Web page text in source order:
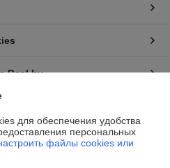
Deal.by
ОЛДИ"
переулок, дом 6
для обеспечения удобства
персональных
файлы cookies или